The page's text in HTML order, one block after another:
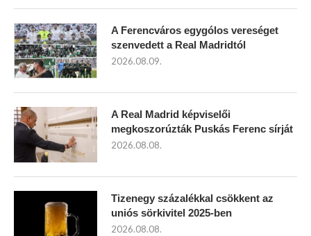
A Ferencváros egygólos vereséget
szenvedett a Real Madridtól
2026.08.09.
A Real Madrid képviselői
megkoszorúzták Puskás Ferenc sírját
2026.08.08.
Tizenegy százalékkal csökkent az
uniós sörkivitel 2025-ben
2026.08.08.